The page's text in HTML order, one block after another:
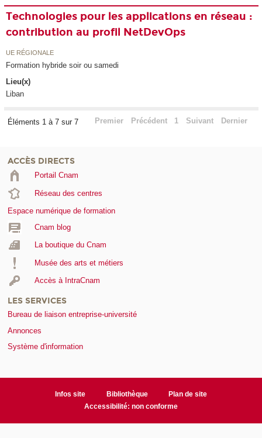
Technologies pour les applications en réseau :
contribution au profil NetDevOps
UE RÉGIONALE
Formation hybride soir ou samedi
Lieu(x)
Liban
Éléments 1 à 7 sur 7 Premier Précédent 1 Suivant Dernier
ACCÈS DIRECTS
Portail Cnam
Réseau des centres
Espace numérique de formation
Cnam blog
La boutique du Cnam
Musée des arts et métiers
Accès à IntraCnam
LES SERVICES
Bureau de liaison entreprise-université
Annonces
Système d'information
Infos site Bibliothèque
Plan de site
Accessibilité: non conforme